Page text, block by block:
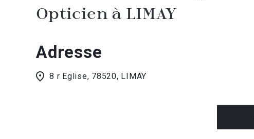
Opticien à LIMAY
Adresse
8 r Eglise, 78520, LIMAY